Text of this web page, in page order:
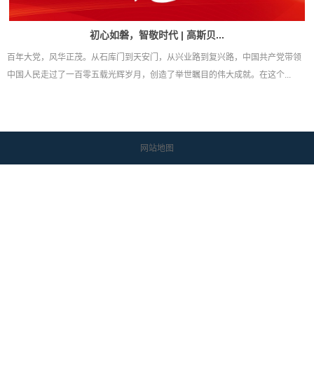
初心如磐，智敬时代 | 高斯贝...
百年大党，风华正茂。从石库门到天安门，从兴业路到复兴路，中国共产党带领
中国人民走过了一百零五载光辉岁月，创造了举世瞩目的伟大成就。在这个...
网站地图